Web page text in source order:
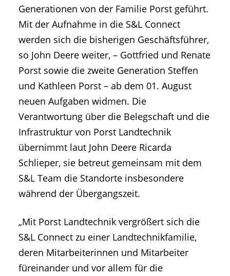
Generationen von der Familie Porst geführt.
Mit der Aufnahme in die S&L Connect
werden sich die bisherigen Geschäftsführer,
so John Deere weiter, – Gottfried und Renate
Porst sowie die zweite Generation Steffen
und Kathleen Porst – ab dem 01. August
neuen Aufgaben widmen. Die
Verantwortung über die Belegschaft und die
Infrastruktur von Porst Landtechnik
übernimmt laut John Deere Ricarda
Schlieper, sie betreut gemeinsam mit dem
S&L Team die Standorte insbesondere
während der Übergangszeit.
„Mit Porst Landtechnik vergrößert sich die
S&L Connect zu einer Landtechnikfamilie,
deren Mitarbeiterinnen und Mitarbeiter
füreinander und vor allem für die